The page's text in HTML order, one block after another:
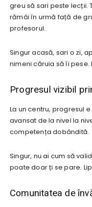
greu să sari peste lecții.
rămâi în urmă față de
profesorul.
Singur acasă, sari o zi,
nimeni căruia să îi
Progresul vizibil
La un centru, progresul
avansat de la nivel la
competența dobândită.
Singur, nu ai cum să
poate doar ți se pare.
Comunitatea de